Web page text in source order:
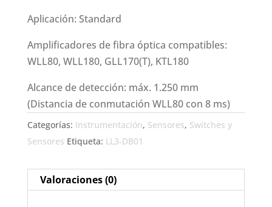
Aplicación: Standard
Amplificadores de fibra óptica compatibles:
WLL80, WLL180, GLL170(T), KTL180
Alcance de detección: máx. 1.250 mm
(Distancia de conmutación WLL80 con 8 ms)
Categorías: Instrumentación, Sensores, Switches y
Sensores Etiqueta: LL3-DB01
Valoraciones (0)